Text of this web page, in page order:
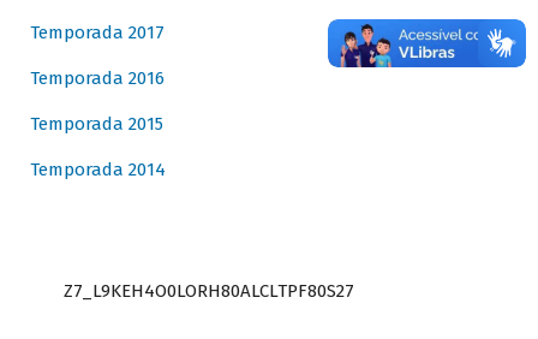
Temporada 2017
Temporada 2016
Temporada 2015
Temporada 2014
Z7_L9KEH4O0LORH80ALCLTPF80S27